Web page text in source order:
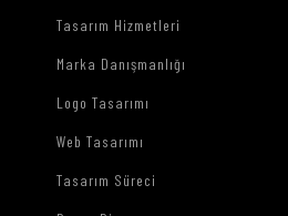
Tasarım Hizmetleri
Marka Danışmanlığı
Logo Tasarımı
Web Tasarımı
Tasarım Süreci